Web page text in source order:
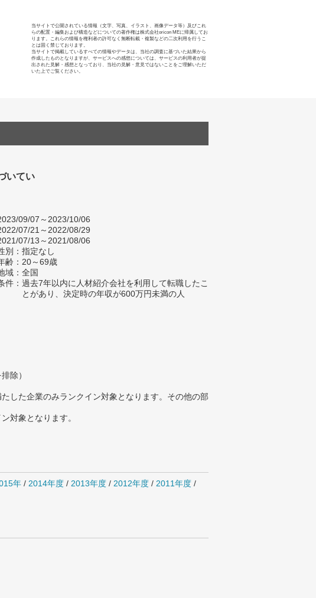
当サイトで公開されている情報（文字、写真、イラスト、画像データ等）及びこれ
らの配置・編集および構造などについての著作権は株式会社oricon MEに帰属してお
ります。これらの情報を権利者の許可なく無断転載・複製などの二次利用を行うこ
とは固く禁じております。
当サイトで掲載しているすべての情報やデータは、当社の調査に基づいた結果から
作成したものとなりますが、サービスへの感想については、サービスの利用者が提
出された見解・感想となっており、当社の見解・意見ではないことをご理解いただ
いた上でご覧ください。
いてい
09/07～2023/10/06
07/21～2022/08/29
07/13～2021/08/06
別：指定なし
齢：20～69歳
域：全国
件：過去7年以内に人材紹介会社を利用して転職したこ
とがあり、決定時の年収が600万円未満の人
除）
した企業のみランクイン対象となります。その他の部
対象となります。
年 / 2014年度 / 2013年度 / 2012年度 / 2011年度 /